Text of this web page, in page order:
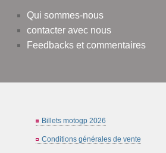
Qui sommes-nous
contacter avec nous
Feedbacks et commentaires
Billets motogp 2026
Conditions générales de vente